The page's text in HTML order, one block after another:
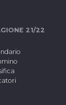
21/22